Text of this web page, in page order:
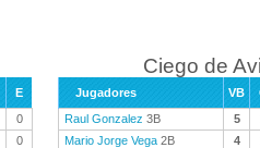
E
0
0
Ciego de
Jugadores VB
Raul Gonzalez 3B 5
Mario Jorge Vega 2B 4